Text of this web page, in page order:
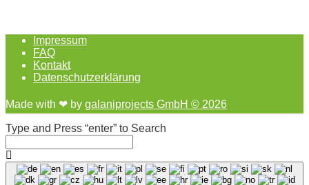
Impressum
FAQ
Kontakt
Datenschutzerklärung
Made with ❤︎ by galaniprojects GmbH © 2026
Type and Press “enter” to Search